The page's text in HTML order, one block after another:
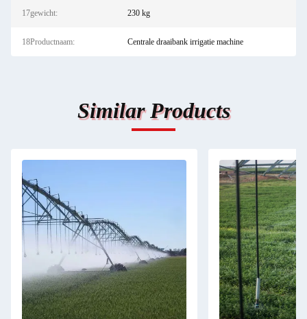
17gewicht: 230 kg
18Productnaam: Centrale draaibank irrigatie machine
Similar Products